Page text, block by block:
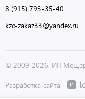
8 (915) 793-35-40
kzc-zakaz33@yandex.ru
© 2009-2026, ИП
Разработка сайта